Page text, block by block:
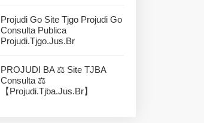
Projudi Go Site Tjgo Projudi Go
Consulta Publica
Projudi.tjgo.jus.br
PROJUDI BA ⚖️ Site TJBA
Consulta ⚖️
【projudi.tjba.jus.br】